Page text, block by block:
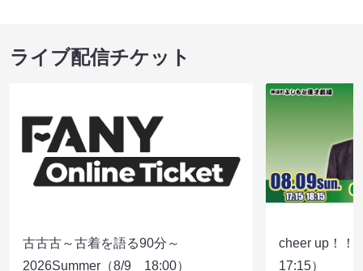
ライブ配信チケット
古古古～古着を語る90分～
2026Summer（8/9 18:00）
cheer up！
17:15）